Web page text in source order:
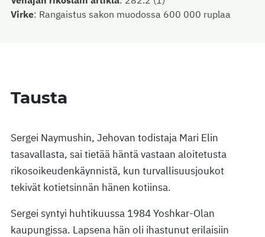
Virke: Rangaistus sakon muodossa 600 000 ruplaa
Tausta
Sergei Naymushin, Jehovan todistaja Mari Elin
tasavallasta, sai tietää häntä vastaan aloitetusta
rikosoikeudenkäynnistä, kun turvallisuusjoukot
tekivät kotietsinnän hänen kotiinsa.
Sergei syntyi huhtikuussa 1984 Yoshkar-Olan
kaupungissa. Lapsena hän oli ihastunut erilaisiin